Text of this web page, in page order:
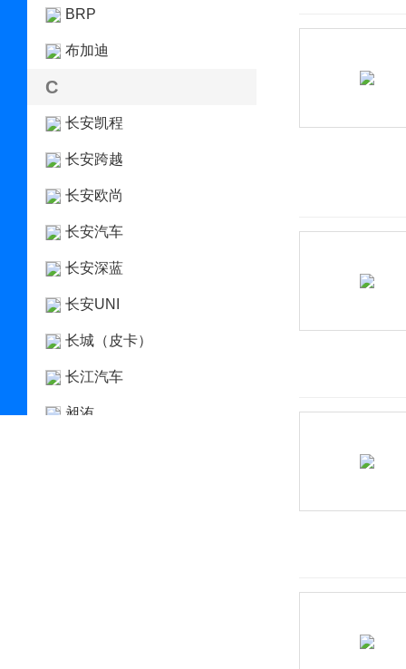
BRP
布加迪
C
长安凯程
长安跨越
长安欧尚
长安汽车
长安深蓝
长安UNI
长城（皮卡）
长江汽车
昶洧